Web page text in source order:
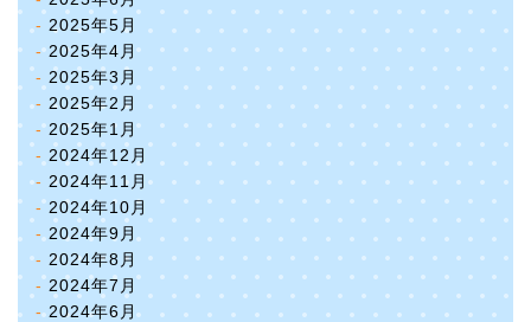
2025年5月
2025年4月
2025年3月
2025年2月
2025年1月
2024年12月
2024年11月
2024年10月
2024年9月
2024年8月
2024年7月
2024年6月